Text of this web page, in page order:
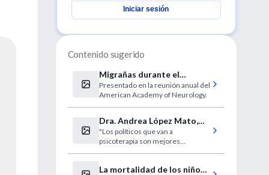
Iniciar sesión
Contenido sugerido
Migrañas durante el
embarazo y riesgo de ictus
o infarto
Presentado en la reunión anual del
American Academy of Neurology.
Dra. Andrea López Mato,
entrevista
"Los políticos que van a
psicoterapia son mejores
La mortalidad de los niños